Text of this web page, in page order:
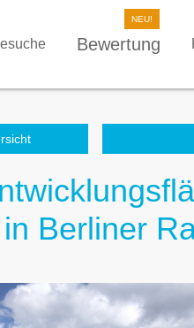
Bewertung
Berliner